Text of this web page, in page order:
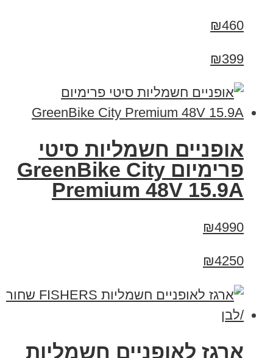
₪460
₪399
אופניים חשמליות סיטי
פרימיום GreenBike City
Premium 48V 15.9A
₪4990
₪4250
ארגז לאופניים חשמליות